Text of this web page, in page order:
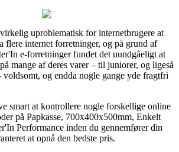
uproblematisk for internetbrugere at
flere internet forretninger, og på grund af
e-forretninger fundet det uundgåeligt at
mange af deres varer – til juniorer, og ligeså
og endda nogle gange yde fragtfri
smart at kontrollere nogle forskellige online
på Papkasse, 700x400x500mm, Enkelt
Performance inden du gennemfører din
at opnå den bedste pris.